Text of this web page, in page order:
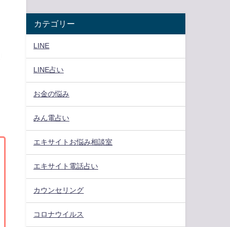
カテゴリー
LINE
LINE占い
お金の悩み
みん電占い
エキサイトお悩み相談室
エキサイト電話占い
カウンセリング
コロナウイルス